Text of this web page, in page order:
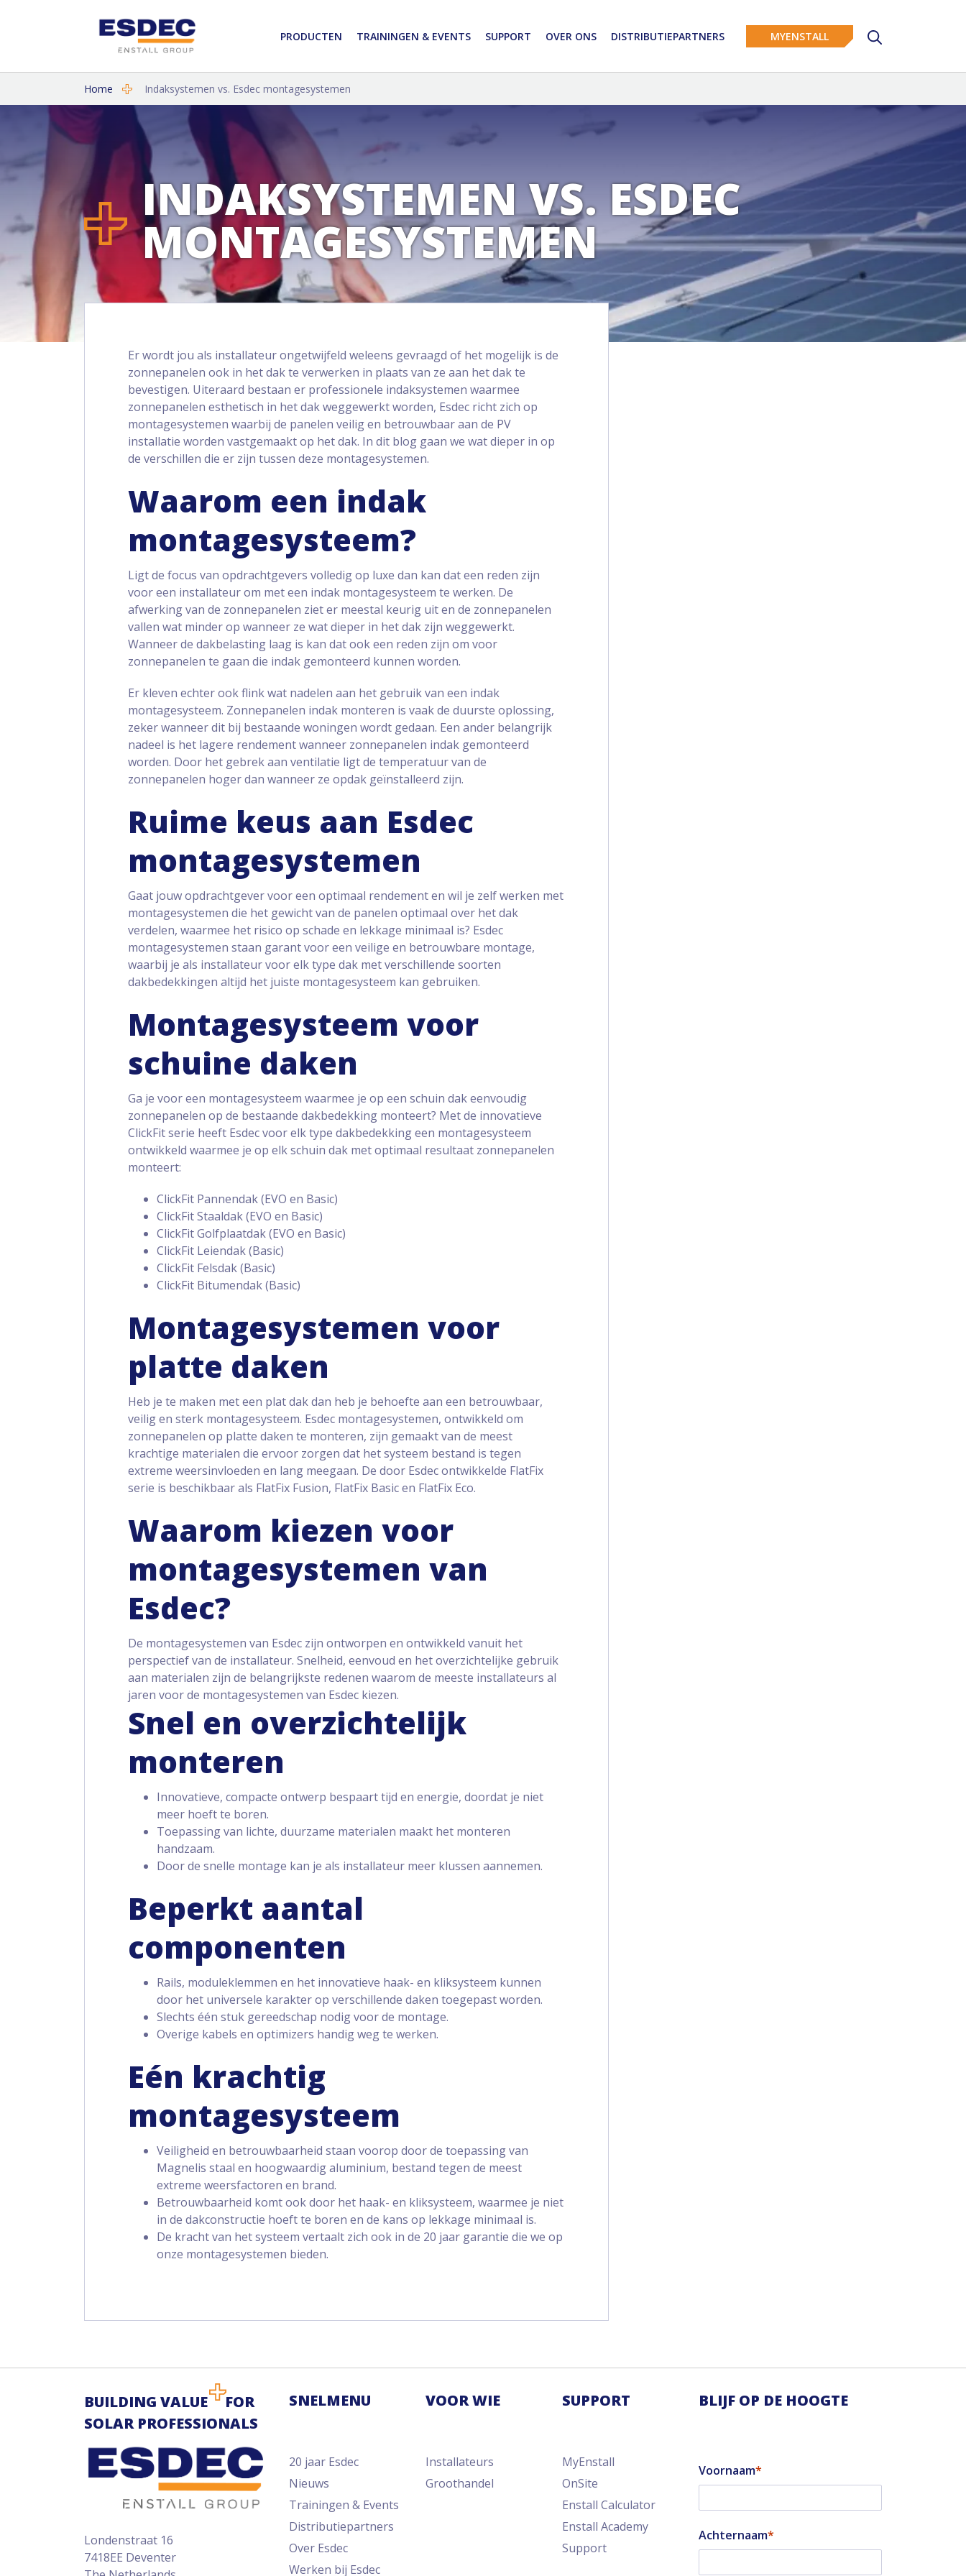
PRODUCTEN TRAININGEN & EVENTS SUPPORT OVER ONS DISTRIBUTIEPARTNERS MYENSTALL
Home Indaksystemen vs. Esdec montagesystemen
INDAKSYSTEMEN VS. ESDEC
MONTAGESYSTEMEN
Er wordt jou als installateur ongetwijfeld weleens gevraagd of het mogelijk is de
zonnepanelen ook in het dak te verwerken in plaats van ze aan het dak te
bevestigen. Uiteraard bestaan er professionele indaksystemen waarmee
zonnepanelen esthetisch in het dak weggewerkt worden, Esdec richt zich op
montagesystemen waarbij de panelen veilig en betrouwbaar aan de PV
installatie worden vastgemaakt op het dak. In dit blog gaan we wat dieper in op
de verschillen die er zijn tussen deze montagesystemen.
Waarom een indak
montagesysteem?
Ligt de focus van opdrachtgevers volledig op luxe dan kan dat een reden zijn
voor een installateur om met een indak montagesysteem te werken. De
afwerking van de zonnepanelen ziet er meestal keurig uit en de zonnepanelen
vallen wat minder op wanneer ze wat dieper in het dak zijn weggewerkt.
Wanneer de dakbelasting laag is kan dat ook een reden zijn om voor
zonnepanelen te gaan die indak gemonteerd kunnen worden.
Er kleven echter ook flink wat nadelen aan het gebruik van een indak
montagesysteem. Zonnepanelen indak monteren is vaak de duurste oplossing,
zeker wanneer dit bij bestaande woningen wordt gedaan. Een ander belangrijk
nadeel is het lagere rendement wanneer zonnepanelen indak gemonteerd
worden. Door het gebrek aan ventilatie ligt de temperatuur van de
zonnepanelen hoger dan wanneer ze opdak geïnstalleerd zijn.
Ruime keus aan Esdec
montagesystemen
Gaat jouw opdrachtgever voor een optimaal rendement en wil je zelf werken met
montagesystemen die het gewicht van de panelen optimaal over het dak
verdelen, waarmee het risico op schade en lekkage minimaal is? Esdec
montagesystemen staan garant voor een veilige en betrouwbare montage,
waarbij je als installateur voor elk type dak met verschillende soorten
dakbedekkingen altijd het juiste montagesysteem kan gebruiken.
Montagesysteem voor
schuine daken
Ga je voor een montagesysteem waarmee je op een schuin dak eenvoudig
zonnepanelen op de bestaande dakbedekking monteert? Met de innovatieve
ClickFit serie heeft Esdec voor elk type dakbedekking een montagesysteem
ontwikkeld waarmee je op elk schuin dak met optimaal resultaat zonnepanelen
monteert:
ClickFit Pannendak (EVO en Basic)
ClickFit Staaldak (EVO en Basic)
ClickFit Golfplaatdak (EVO en Basic)
ClickFit Leiendak (Basic)
ClickFit Felsdak (Basic)
ClickFit Bitumendak (Basic)
Montagesystemen voor
platte daken
Heb je te maken met een plat dak dan heb je behoefte aan een betrouwbaar,
veilig en sterk montagesysteem. Esdec montagesystemen, ontwikkeld om
zonnepanelen op platte daken te monteren, zijn gemaakt van de meest
krachtige materialen die ervoor zorgen dat het systeem bestand is tegen
extreme weersinvloeden en lang meegaan. De door Esdec ontwikkelde FlatFix
serie is beschikbaar als FlatFix Fusion, FlatFix Basic en FlatFix Eco.
Waarom kiezen voor
montagesystemen van
Esdec?
De montagesystemen van Esdec zijn ontworpen en ontwikkeld vanuit het
perspectief van de installateur. Snelheid, eenvoud en het overzichtelijke gebruik
aan materialen zijn de belangrijkste redenen waarom de meeste installateurs al
jaren voor de montagesystemen van Esdec kiezen.
Snel en overzichtelijk
monteren
Innovatieve, compacte ontwerp bespaart tijd en energie, doordat je niet
meer hoeft te boren.
Toepassing van lichte, duurzame materialen maakt het monteren
handzaam.
Door de snelle montage kan je als installateur meer klussen aannemen.
Beperkt aantal
componenten
Rails, moduleklemmen en het innovatieve haak- en kliksysteem kunnen
door het universele karakter op verschillende daken toegepast worden.
Slechts één stuk gereedschap nodig voor de montage.
Overige kabels en optimizers handig weg te werken.
Eén krachtig
montagesysteem
Veiligheid en betrouwbaarheid staan voorop door de toepassing van
Magnelis staal en hoogwaardig aluminium, bestand tegen de meest
extreme weersfactoren en brand.
Betrouwbaarheid komt ook door het haak- en kliksysteem, waarmee je niet
in de dakconstructie hoeft te boren en de kans op lekkage minimaal is.
De kracht van het systeem vertaalt zich ook in de 20 jaar garantie die we op
onze montagesystemen bieden.
BUILDING VALUE
FOR
SOLAR PROFESSIONALS
Londenstraat 16
7418EE Deventer
SNELMENU
20 jaar Esdec
Nieuws
Trainingen & Events
Distributiepartners
Over Esdec
Werken bij Esdec
VOOR WIE
Installateurs
Groothandel
SUPPORT
MyEnstall
OnSite
Enstall Calculator
Enstall Academy
Support
BLIJF OP DE HOOGTE
Voornaam
Achternaam